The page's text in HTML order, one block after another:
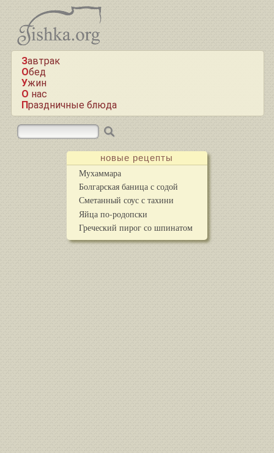
Завтрак
Обед
Ужин
О нас
Праздничные блюда
новые рецепты
Мухаммара
Болгарская баница с содой
Сметанный соус с тахини
Яйца по-родопски
Греческий пирог со шпинатом